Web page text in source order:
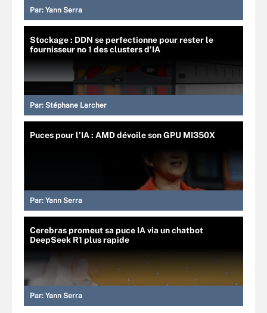
Par: Yann Serra
Stockage : DDN se perfectionne pour rester le
fournisseur no 1 des clusters d’IA
Par: Stéphane Larcher
Puces pour l’IA : AMD dévoile son GPU MI350X
Par: Yann Serra
Cerebras promeut sa puce IA via un chatbot
DeepSeek R1 plus rapide
Par: Yann Serra